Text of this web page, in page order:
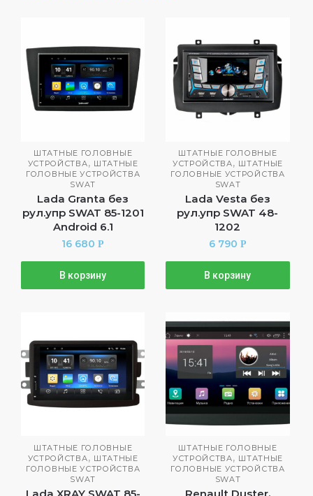
ШТАТНЫЕ ГОЛОВНЫЕ
УСТРОЙСТВА, ШТАТНЫЕ
ГОЛОВНЫЕ УСТРОЙСТВА
SWAT
Lada Granta без
рул.упр SWAT 85-1201
Android 6.1
16 680Р
В корзину
ШТАТНЫЕ ГОЛОВНЫЕ
УСТРОЙСТВА, ШТАТНЫЕ
ГОЛОВНЫЕ УСТРОЙСТВА
SWAT
Lada Vesta без
рул.упр SWAT 48-
1202
6 790 Р
В корзину
ШТАТНЫЕ ГОЛОВНЫЕ
УСТРОЙСТВА, ШТАТНЫЕ
ГОЛОВНЫЕ УСТРОЙСТВА
SWAT
ШТАТНЫЕ ГОЛОВНЫЕ
УСТРОЙСТВА, ШТАТНЫЕ
ГОЛОВНЫЕ УСТРОЙСТВА
SWAT